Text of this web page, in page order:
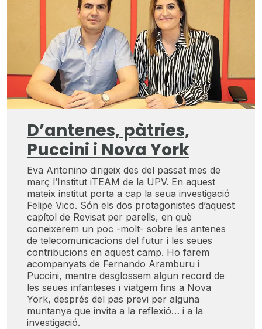
D’antenes, pàtries,
Puccini i Nova York
Eva Antonino dirigeix des del passat mes de
març l’Institut iTEAM de la UPV. En aquest
mateix institut porta a cap la seua investigació
Felipe Vico. Són els dos protagonistes d’aquest
capítol de Revisat per parells, en què
coneixerem un poc -molt- sobre les antenes
de telecomunicacions del futur i les seues
contribucions en aquest camp. Ho farem
acompanyats de Fernando Aramburu i
Puccini, mentre desglossem algun record de
les seues infanteses i viatgem fins a Nova
York, després del pas previ per alguna
muntanya que invita a la reflexió… i a la
investigació.